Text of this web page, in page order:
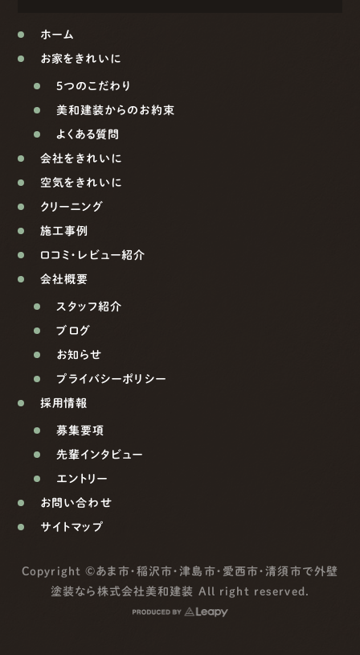
ホーム
お家をきれいに
5つのこだわり
美和建装からのお約束
よくある質問
会社をきれいに
空気をきれいに
クリーニング
施工事例
口コミ・レビュー紹介
会社概要
スタッフ紹介
ブログ
お知らせ
プライバシーポリシー
採用情報
募集要項
先輩インタビュー
エントリー
お問い合わせ
サイトマップ
Copyright ©あま市・稲沢市・津島市・愛西市・清須市で外壁
塗装なら株式会社美和建装 All right reserved.